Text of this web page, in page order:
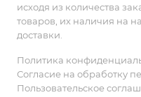
исходя из количества
товаров, их наличия на
доставки.
Политика
Согласие на обработку
Пользовательское